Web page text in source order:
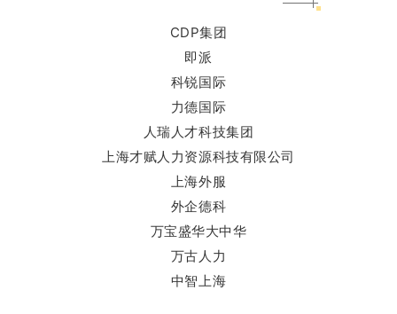
CDP集团
即派
科锐国际
力德国际
人瑞人才科技集团
上海才赋人力资源科技有限公司
上海外服
外企德科
万宝盛华大中华
万古人力
中智上海